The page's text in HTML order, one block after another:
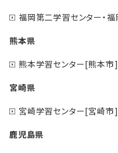
福岡第二学習センター・
熊本県
熊本学習センター[熊本市]
宮崎県
宮崎学習センター[宮崎市]
鹿児島県